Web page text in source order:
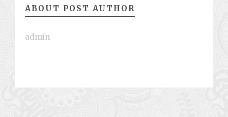
ABOUT POST AUTHOR
admin